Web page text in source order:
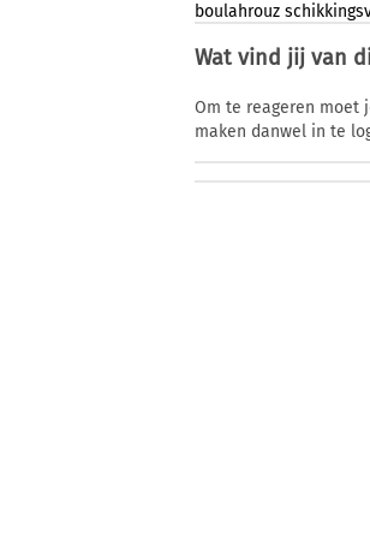
boulahrouz
Wat vind jij van
Om te reageren moet
maken danwel in te